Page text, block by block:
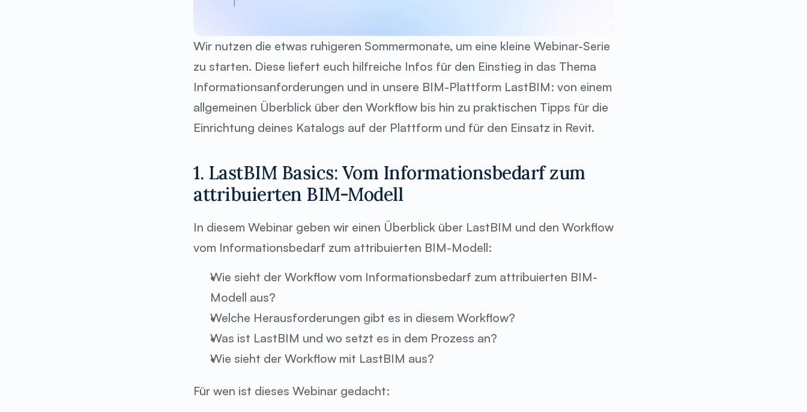
Wir nutzen die etwas ruhigeren Sommermonate, um eine kleine Webinar-Serie
zu starten. Diese liefert euch hilfreiche Infos für den Einstieg in das Thema
Informationsanforderungen und in unsere BIM-Plattform LastBIM: von einem
allgemeinen Überblick über den Workflow bis hin zu praktischen Tipps für die
Einrichtung deines Katalogs auf der Plattform und für den Einsatz in Revit.
1. LastBIM Basics: Vom Informationsbedarf zum
attribuierten BIM-Modell
In diesem Webinar geben wir einen Überblick über LastBIM und den Workflow
vom Informationsbedarf zum attribuierten BIM-Modell:
Wie sieht der Workflow vom Informationsbedarf zum attribuierten BIM-
Modell aus?
Welche Herausforderungen gibt es in diesem Workflow?
Was ist LastBIM und wo setzt es in dem Prozess an?
Wie sieht der Workflow mit LastBIM aus?
Für wen ist dieses Webinar gedacht: